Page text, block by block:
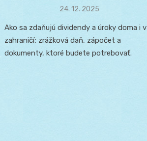
Posted
24. 12. 2025
Ako sa zdaňujú dividendy a úroky doma i v
zahraničí; zrážková daň, zápočet a
dokumenty, ktoré budete potrebovať.